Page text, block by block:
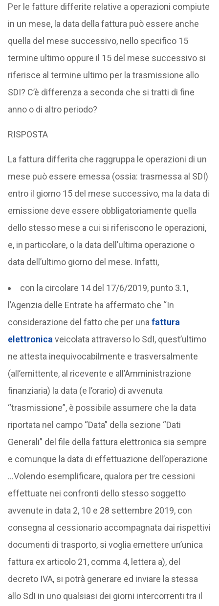
Per le fatture differite relative a operazioni compiute
in un mese, la data della fattura può essere anche
quella del mese successivo, nello specifico 15
termine ultimo oppure il 15 del mese successivo si
riferisce al termine ultimo per la trasmissione allo
SDI? C’è differenza a seconda che si tratti di fine
anno o di altro periodo?
RISPOSTA
La fattura differita che raggruppa le operazioni di un
mese può essere emessa (ossia: trasmessa al SDI)
entro il giorno 15 del mese successivo, ma la data di
emissione deve essere obbligatoriamente quella
dello stesso mese a cui si riferiscono le operazioni,
e, in particolare, o la data dell’ultima operazione o
data dell’ultimo giorno del mese. Infatti,
con la circolare 14 del 17/6/2019, punto 3.1,
l’Agenzia delle Entrate ha affermato che “In
considerazione del fatto che per una fattura
elettronica veicolata attraverso lo SdI, quest’ultimo
ne attesta inequivocabilmente e trasversalmente
(all’emittente, al ricevente e all’Amministrazione
finanziaria) la data (e l’orario) di avvenuta
“trasmissione”, è possibile assumere che la data
riportata nel campo “Data” della sezione “Dati
Generali” del file della fattura elettronica sia sempre
e comunque la data di effettuazione dell’operazione
…Volendo esemplificare, qualora per tre cessioni
effettuate nei confronti dello stesso soggetto
avvenute in data 2, 10 e 28 settembre 2019, con
consegna al cessionario accompagnata dai rispettivi
documenti di trasporto, si voglia emettere un’unica
fattura ex articolo 21, comma 4, lettera a), del
decreto IVA, si potrà generare ed inviare la stessa
allo SdI in uno qualsiasi dei giorni intercorrenti tra il